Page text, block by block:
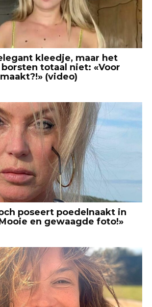
kleedje, maar het
totaal niet: «Voor
(video)
poseert poedelnaakt in
en gewaagde foto!»